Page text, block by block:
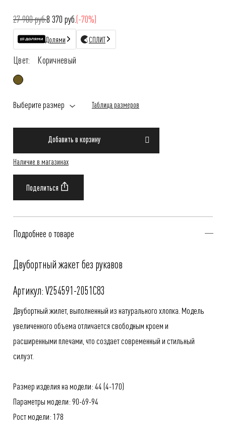
27 900 руб.8 370 руб.(-70%)
Долями СПЛИТ
Цвет: Коричневый
Выберите размер Таблица размеров
Добавить в корзину
Наличие в магазинах
Подробнее о товаре
Двубортный жакет без рукавов
Артикул: V254591-2051C83
Двубортный жилет, выполненный из натурального хлопка. Модель
увеличенного объема отличается свободным кроем и
расширенными плечами, что создает современный и стильный
силуэт.
Размер изделия на модели: 44 (4-170)
Параметры модели: 90-69-94
Рост модели: 178